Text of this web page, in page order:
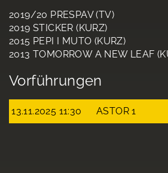
2019/20 PRESPAV (TV)
2019 STICKER (KURZ)
2015 PEPI I MUTO (KURZ)
2013 TOMORROW A NEW LEAF
Vorführungen
13.11.2025 11:30 ASTOR 1